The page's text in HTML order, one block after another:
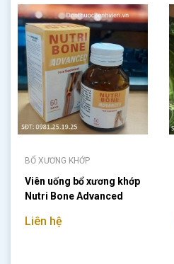
BỔ XƯƠNG KHỚP
Viên uống bổ xương khớp
Nutri Bone Advanced
Liên hệ